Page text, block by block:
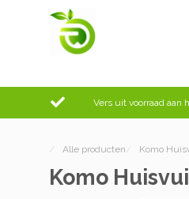
Vers uit voorraad aan
/ Alle producten / Komo
Komo